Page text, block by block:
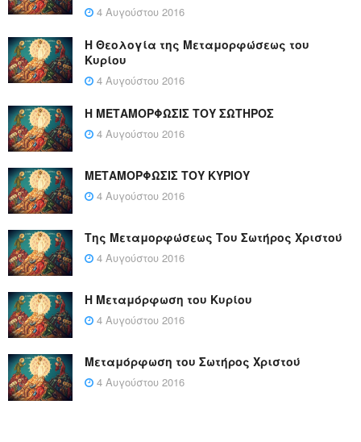
4 Αυγούστου 2016
Η Θεολογία της Μεταμορφώσεως του
Κυρίου
4 Αυγούστου 2016
Η ΜΕΤΑΜΟΡΦΩΣΙΣ ΤΟΥ ΣΩΤΗΡΟΣ
4 Αυγούστου 2016
ΜΕΤΑΜΟΡΦΩΣΙΣ ΤΟΥ ΚΥΡΙΟΥ
4 Αυγούστου 2016
Της Μεταμορφώσεως Του Σωτήρος Χριστού
4 Αυγούστου 2016
Η Μεταμόρφωση του Κυρίου
4 Αυγούστου 2016
Μεταμόρφωση του Σωτήρος Χριστού
4 Αυγούστου 2016